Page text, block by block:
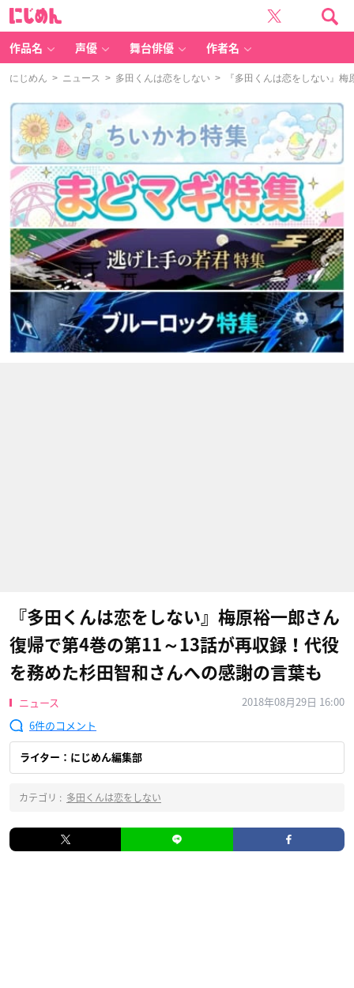
作品名 声優 舞台俳優 作者名
にじめん > ニュース > 多田くんは恋をしない > 『多田くんは恋をしない』梅
『多田くんは恋をしない』梅原裕一郎さん
復帰で第4巻の第11～13話が再収録！代役
を務めた杉田智和さんへの感謝の言葉も
ニュース
2018年08月29日 16:00
6
ライター：にじめん編集部
カテゴリ : 多田くんは恋をしない